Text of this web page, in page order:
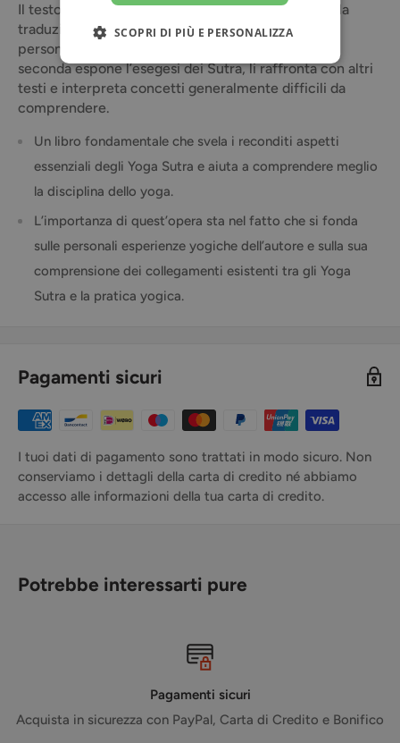
Il testo è articolato in due parti: la prima presenta la
traduzione degli aforismi basata sulle esperienze
personali dell’autore e sui commenti esistenti; la
seconda espone l’esegesi dei Sutra, li raffronta con altri
testi e interpreta concetti generalmente difficili da
comprendere.
Un libro fondamentale che svela i reconditi aspetti
essenziali degli Yoga Sutra e aiuta a comprendere meglio
la disciplina dello yoga.
L’importanza di quest’opera sta nel fatto che si fonda
sulle personali esperienze yogiche dell’autore e sulla sua
comprensione dei collegamenti esistenti tra gli Yoga
Sutra e la pratica yogica.
Pagamenti sicuri
I tuoi dati di pagamento sono trattati in modo sicuro. Non
conserviamo i dettagli della carta di credito né abbiamo
accesso alle informazioni della tua carta di credito.
Potrebbe interessarti pure
Bonifico
Spedizione tramite corriere GLS
Consegna sul territorio nazionale in 4 giorni -
SCOPRI DI PIÙ E PERSONALIZZA